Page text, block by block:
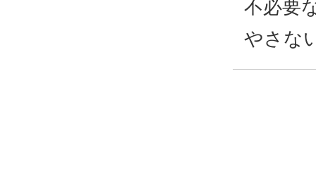
不必要
やさな